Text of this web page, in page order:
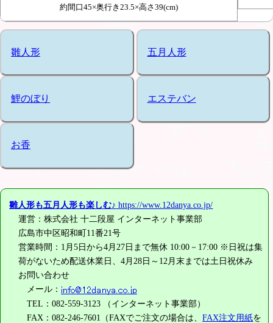
約間口45×奥行き23.5×高さ39(cm)
雛人形 五月人形
鯉のぼり エステバン
お香
雛人形も五月人形も楽しむ♪ https://www.12danya.co.jp/
運営：株式会社 十二段屋 インターネット事業部
広島市中区昭和町11番21号
営業時間：1月5日から4月27日まで無休 10:00－17:00 ※日祝は集
荷がないため配送休業日、4月28日～12月末までは土日祝休み
お問い合わせ
メール：
TEL：082-559-3123 （インターネット事業部）
FAX：082-246-7601（FAXでご注文の場合は、FAX注文用紙を